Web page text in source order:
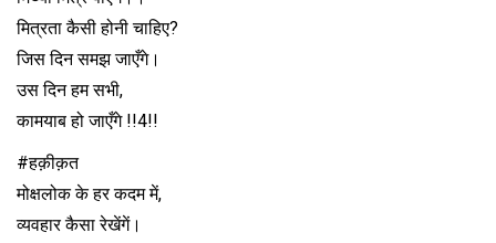
मित्रता कैसी होनी चाहिए?
जिस दिन समझ जाएँगे।
उस दिन हम सभी,
कामयाब हो जाएँगे !!4!!
#हक़ीक़त
मोक्षलोक के हर कदम में,
व्यवहार कैसा रेखेंगें।